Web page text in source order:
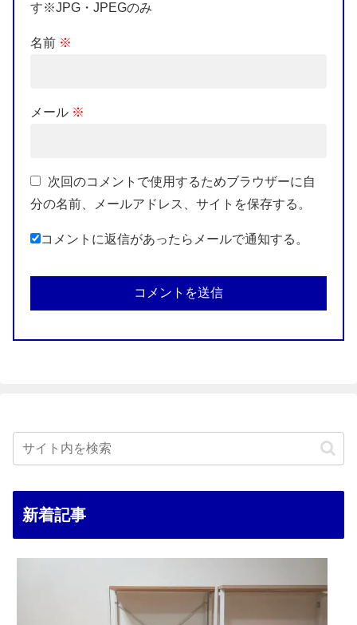
す※JPG・JPEGのみ
名前 ※
メール ※
次回のコメントで使用するためブラウザーに自
分の名前、メールアドレス、サイトを保存する。
コメントに返信があったらメールで通知する。
新着記事